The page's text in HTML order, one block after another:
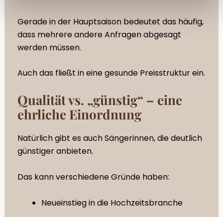
Gerade in der Hauptsaison bedeutet das häufig,
dass mehrere andere Anfragen abgesagt
werden müssen.
Auch das fließt in eine gesunde Preisstruktur ein.
Qualität vs. „günstig“ – eine
ehrliche Einordnung
Natürlich gibt es auch Sängerinnen, die deutlich
günstiger anbieten.
Das kann verschiedene Gründe haben:
Neueinstieg in die Hochzeitsbranche